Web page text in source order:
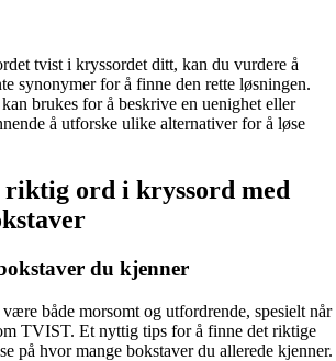
tvist i kryssordet ditt, kan du vurdere å
synonymer for å finne den rette løsningen.
brukes for å beskrive en uenighet eller
å utforske ulike alternativer for å løse
ord i kryssord med
du kjenner
både morsomt og utfordrende, spesielt når
TVIST. Et nyttig tips for å finne det riktige
på hvor mange bokstaver du allerede kjenner.